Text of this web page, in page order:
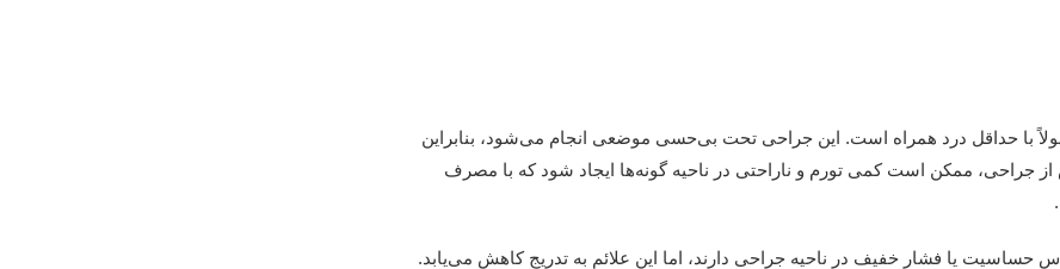
با حداقل درد همراه است. این جراحی تحت بی‌حسی موضعی انجام می‌شود، بنابراین
ممکن است کمی تورم و ناراحتی در ناحیه گونه‌ها ایجاد شود که با مصرف
حساسیت یا فشار خفیف در ناحیه جراحی دارند، اما این علائم به تدریج کاهش می‌یابد.